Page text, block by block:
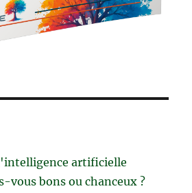
artificielle
vous bons ou chanceux ?